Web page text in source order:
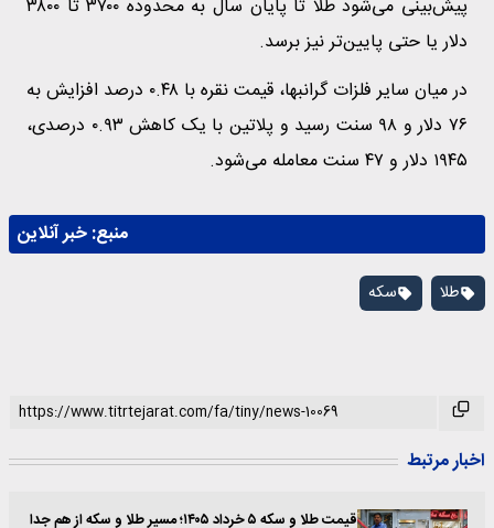
پیش‌بینی می‌شود طلا تا پایان سال به محدوده ۳۷۰۰ تا ۳۸۰۰
دلار یا حتی پایین‌تر نیز برسد.
در میان سایر فلزات گرانبها، قیمت نقره با ۰.۴۸ درصد افزایش به
۷۶ دلار و ۹۸ سنت رسید و پلاتین با یک کاهش ۰.۹۳ درصدی،
۱۹۴۵ دلار و ۴۷ سنت معامله می‌شود.
منبع:خبر آنلاین
طلا سکه
اخبار مرتبط
قیمت طلا و سکه ۵ خرداد ۱۴۰۵؛ مسیر طلا و سکه از هم جدا